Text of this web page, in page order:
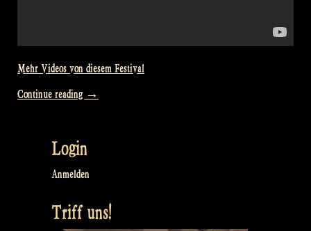
Mehr Videos von diesem Festival
Continue reading „Video:
Gypsy
@
Overijssel,
→
Login
Anmelden
Triff uns!